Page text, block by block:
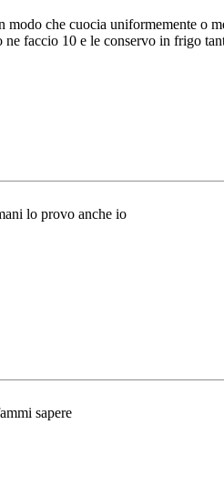
che cuocia uniformemente o
faccio 10 e le conservo in frigo
lo provo anche io
sapere